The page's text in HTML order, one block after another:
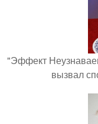
"Эффект
вызвал